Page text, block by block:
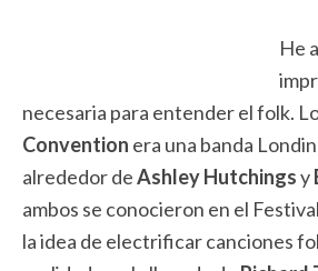
He
necesaria para entender el folk.
Convention era una banda
alrededor deAshley Hutchingsy
ambos se conocieron en el
la idea de electrificar canciones